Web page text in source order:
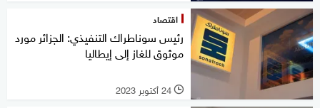
اقتصاد
رئيس سوناطراك التنفيذي: الجزائر مورد
موثوق للغاز إلى إيطاليا
l 24 أكتوبر 2023